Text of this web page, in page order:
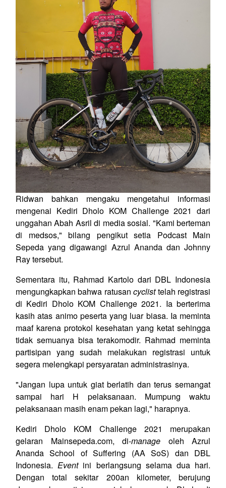
Ridwan bahkan mengaku mengetahui informasi
mengenai Kediri Dholo KOM Challenge 2021 dari
unggahan Abah Asril di media sosial. "Kami berteman
di medsos," bilang pengikut setia Podcast Main
Sepeda yang digawangi Azrul Ananda dan Johnny
Ray tersebut.
Sementara itu, Rahmad Kartolo dari DBL Indonesia
mengungkapkan bahwa ratusancyclisttelah registrasi
di Kediri Dholo KOM Challenge 2021. Ia berterima
kasih atas animo peserta yang luar biasa. Ia meminta
maaf karena protokol kesehatan yang ketat sehingga
tidak semuanya bisa terakomodir. Rahmad meminta
partisipan yang sudah melakukan registrasi untuk
segera melengkapi persyaratan administrasinya.
"Jangan lupa untuk giat berlatih dan terus semangat
sampai hari H pelaksanaan. Mumpung waktu
pelaksanaan masih enam pekan lagi," harapnya.
Kediri Dholo KOM Challenge 2021 merupakan
gelaran Mainsepeda.com, di-manage oleh Azrul
Ananda School of Suffering (AA SoS) dan DBL
Indonesia.Eventini berlangsung selama dua hari.
Dengan total sekitar 200an kilometer, berujung